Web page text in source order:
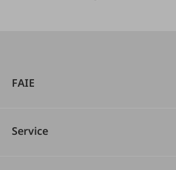
FAIE
Service